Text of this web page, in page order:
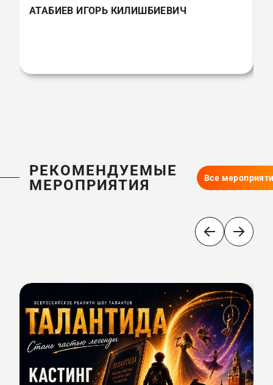
АТАБИЕВ ИГОРЬ КИЛИШБИЕВИЧ
РЕКОМЕНДУЕМЫЕ
МЕРОПРИЯТИЯ
Все